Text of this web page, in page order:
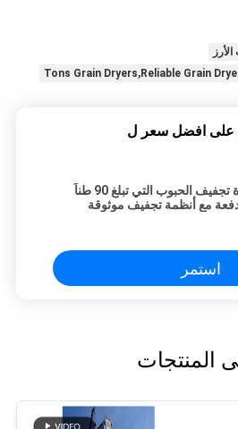
على افضل سعر ل
أجهزة تجفيف الحبوب التي تبلغ 90 طناً
مع أنظمة تجفيف موثوقة
استمر
المنتجات